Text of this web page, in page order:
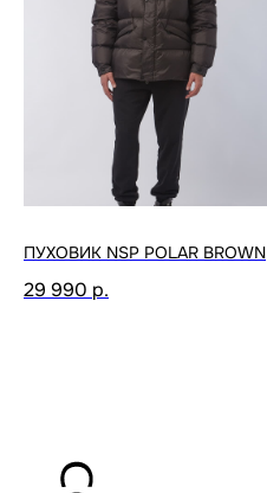
ПУХОВИК NSP POLAR BROWN
29 990 р.